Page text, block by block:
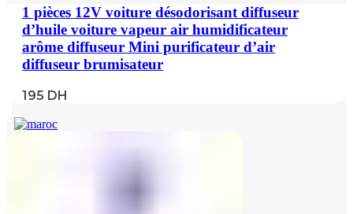
1 pièces 12V voiture désodorisant diffuseur
d’huile voiture vapeur air humidificateur
arôme diffuseur Mini purificateur d’air
diffuseur brumisateur
195 DH